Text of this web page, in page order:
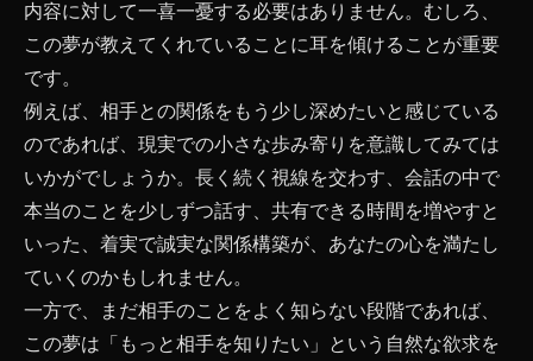
内容に対して一喜一憂する必要はありません。むしろ、
この夢が教えてくれていることに耳を傾けることが重要
です。
例えば、相手との関係をもう少し深めたいと感じている
のであれば、現実での小さな歩み寄りを意識してみては
いかがでしょうか。長く続く視線を交わす、会話の中で
本当のことを少しずつ話す、共有できる時間を増やすと
いった、着実で誠実な関係構築が、あなたの心を満たし
ていくのかもしれません。
一方で、まだ相手のことをよく知らない段階であれば、
この夢は「もっと相手を知りたい」という自然な欲求を